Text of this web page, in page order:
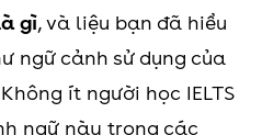
mang nghĩa dừng
là thành ngữ dùng
việc một cách hợp
gì, và liệu bạn đã hiểu
ngữ cảnh sử dụng của
ít người học IELTS
ngữ này trong các